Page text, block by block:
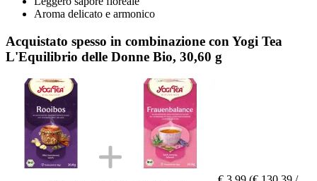
Aroma delicato e armonico
Acquistato spesso in combinazione con Yogi Tea
L'Equilibrio delle Donne Bio, 30,60 g